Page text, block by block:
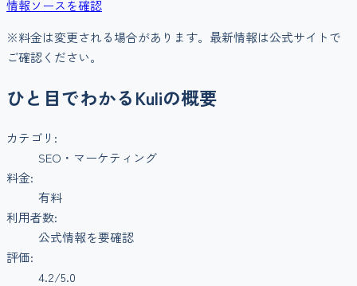
情報ソースを確認
※料金は変更される場合があります。最新情報は公式サイトで
ご確認ください。
ひと目でわかるKuliの概要
カテゴリ:
SEO・マーケティング
料金:
有料
利用者数:
公式情報を要確認
評価:
4.2/5.0